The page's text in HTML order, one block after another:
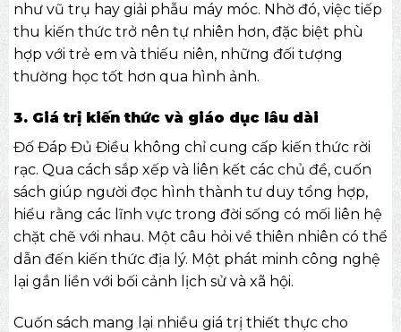
như vũ trụ hay giải phẫu máy móc. Nhờ đó, việc tiếp
thu kiến thức trở nên tự nhiên hơn, đặc biệt phù
hợp với trẻ em và thiếu niên, những đối tượng
thường học tốt hơn qua hình ảnh.
3. Giá trị kiến thức và giáo dục lâu dài
Đố Đáp Đủ Điều không chỉ cung cấp kiến thức rời
rạc. Qua cách sắp xếp và liên kết các chủ đề, cuốn
sách giúp người đọc hình thành tư duy tổng hợp,
hiểu rằng các lĩnh vực trong đời sống có mối liên hệ
chặt chẽ với nhau. Một câu hỏi về thiên nhiên có thể
dẫn đến kiến thức địa lý. Một phát minh công nghệ
lại gắn liền với bối cảnh lịch sử và xã hội.
Cuốn sách mang lại nhiều giá trị thiết thực cho